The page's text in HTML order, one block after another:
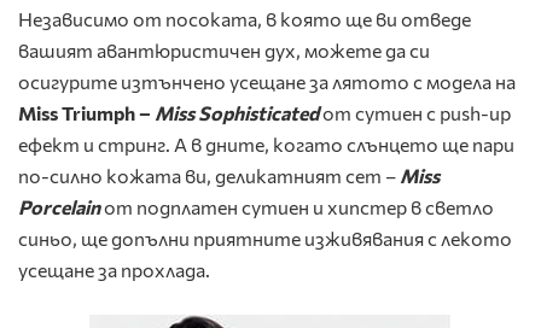
Независимо от посоката, в която ще ви отведе
вашият авантюристичен дух, можете да си
осигурите изтънчено усещане за лятото с модела на
Miss Triumph – Miss Sophisticatedот сутиен с push-up
ефект и стринг. А в дните, когато слънцето ще пари
по-силно кожата ви, деликатният сет – Miss
Porcelainот подплатен сутиен и хипстер в светло
синьо, ще допълни приятните изживявания с лекото
усещане за прохлада.